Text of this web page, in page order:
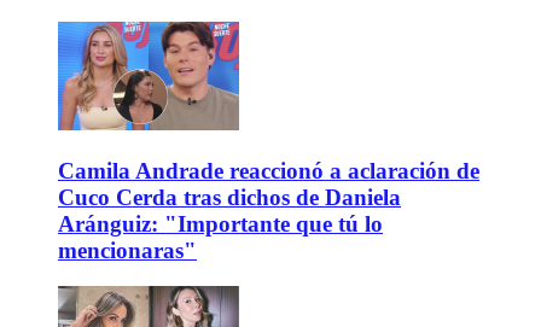
Camila Andrade reaccionó a aclaración de
Cuco Cerda tras dichos de Daniela
Aránguiz: "Importante que tú lo
mencionaras"